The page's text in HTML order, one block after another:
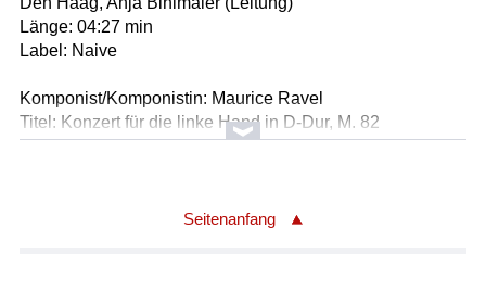
Länge: 04:27 min
Label: Naive
Komponist/Komponistin: Maurice Ravel
Titel: Konzert für die linke Hand in D-Dur, M. 82
Ausführende: Yeol Sum Son (Klavier), Residenzorchester
Seitenanfang